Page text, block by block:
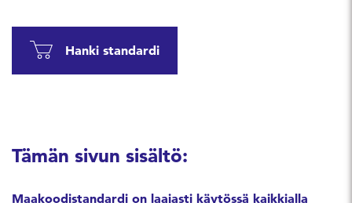
Hanki standardi
Tämän sivun sisältö:
Maakoodistandardi on laajasti käytössä kaikkialla